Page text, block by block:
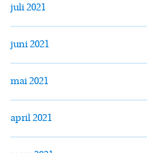
juli 2021
juni 2021
mai 2021
april 2021